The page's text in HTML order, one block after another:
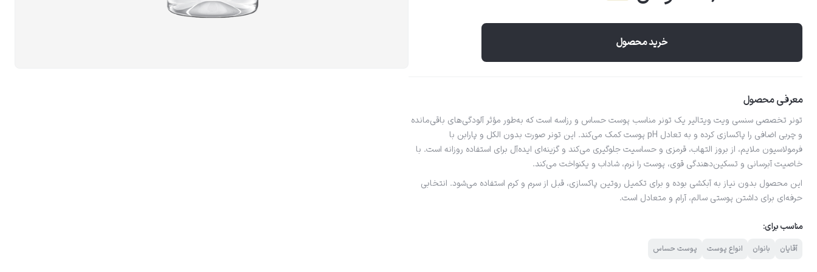
خرید محصول
معرفی محصول
تونر تخصصی سنسی ویت ویتالیر یک تونر مناسب پوست حساس و رزاسه است که به‌طور مؤثر آلودگی‌های باقی‌مانده
و چربی اضافی را پاکسازی کرده و به تعادل pH پوست کمک می‌کند. این تونر صورت بدون الکل و پارابن با
فرمولاسیون ملایم، از بروز التهاب، قرمزی و حساسیت جلوگیری می‌کند و گزینه‌ای ایده‌آل برای استفاده روزانه است. با
خاصیت آبرسانی و تسکین‌دهندگی قوی، پوست را نرم، شاداب و یکنواخت می‌کند.
این محصول بدون نیاز به آبکشی بوده و برای تکمیل روتین پاکسازی، قبل از سرم و کرم استفاده می‌شود. انتخابی
حرفه‌ای برای داشتن پوستی سالم، آرام و متعادل است.
مناسب برای:
آقایان بانوان انواع پوست پوست حساس